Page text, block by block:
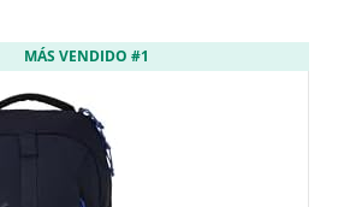
MÁS VENDIDO #1